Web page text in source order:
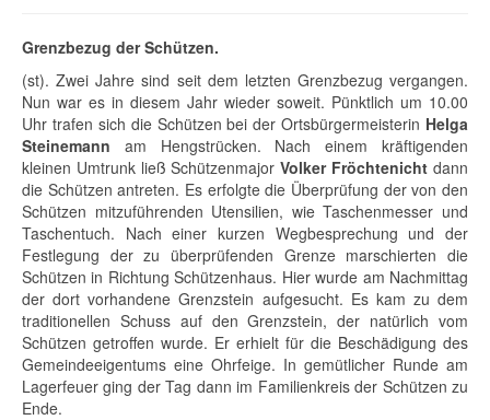
Grenzbezug der Schützen.
(st). Zwei Jahre sind seit dem letzten Grenzbezug vergangen.
Nun war es in diesem Jahr wieder soweit. Pünktlich um 10.00
Uhr trafen sich die Schützen bei der Ortsbürgermeisterin Helga
Steinemann am Hengstrücken. Nach einem kräftigenden
kleinen Umtrunk ließ SchützenmajorVolker Fröchtenichtdann
die Schützen antreten. Es erfolgte die Überprüfung der von den
Schützen mitzuführenden Utensilien, wie Taschenmesser und
Taschentuch. Nach einer kurzen Wegbesprechung und der
Festlegung der zu überprüfenden Grenze marschierten die
Schützen in Richtung Schützenhaus. Hier wurde am Nachmittag
der dort vorhandene Grenzstein aufgesucht. Es kam zu dem
traditionellen Schuss auf den Grenzstein, der natürlich vom
Schützen getroffen wurde. Er erhielt für die Beschädigung des
Gemeindeeigentums eine Ohrfeige. In gemütlicher Runde am
Lagerfeuer ging der Tag dann im Familienkreis der Schützen zu
Ende.